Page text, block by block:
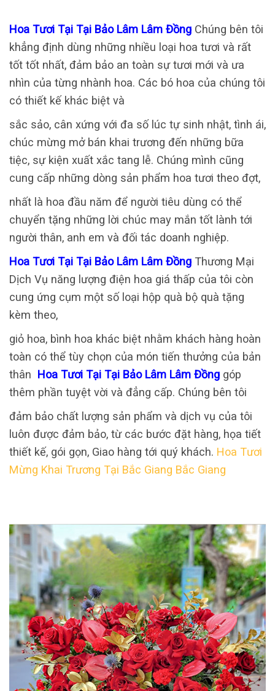
Hoa Tươi Tại Tại Bảo Lâm Lâm Đồng Chúng bên tôi
khẳng định dùng những nhiều loại hoa tươi và rất
tốt tốt nhất, đảm bảo an toàn sự tươi mới và ưa
nhìn của từng nhành hoa. Các bó hoa của chúng tôi
có thiết kế khác biệt và
sắc sảo, cân xứng với đa số lúc tự sinh nhật, tình ái,
chúc mừng mở bán khai trương đến những bữa
tiệc, sự kiện xuất xắc tang lễ. Chúng mình cũng
cung cấp những dòng sản phẩm hoa tươi theo đợt,
nhất là hoa đầu năm để người tiêu dùng có thể
chuyển tặng những lời chúc may mắn tốt lành tới
người thân, anh em và đối tác doanh nghiệp.
Hoa Tươi Tại Tại Bảo Lâm Lâm Đồng Thương Mại
Dịch Vụ năng lượng điện hoa giá thấp của tôi còn
cung ứng cụm một số loại hộp quà bộ quà tặng
kèm theo,
giỏ hoa, bình hoa khác biệt nhằm khách hàng hoàn
toàn có thể tùy chọn của món tiến thưởng của bản
thân Hoa Tươi Tại Tại Bảo Lâm Lâm Đồng góp
thêm phần tuyệt vời và đẳng cấp. Chúng bên tôi
đảm bảo chất lượng sản phẩm và dịch vụ của tôi
luôn được đảm bảo, từ các bước đặt hàng, họa tiết
thiết kế, gói gọn, Giao hàng tới quý khách. Hoa Tươi
Mừng Khai Trương Tại Bắc Giang Bắc Giang